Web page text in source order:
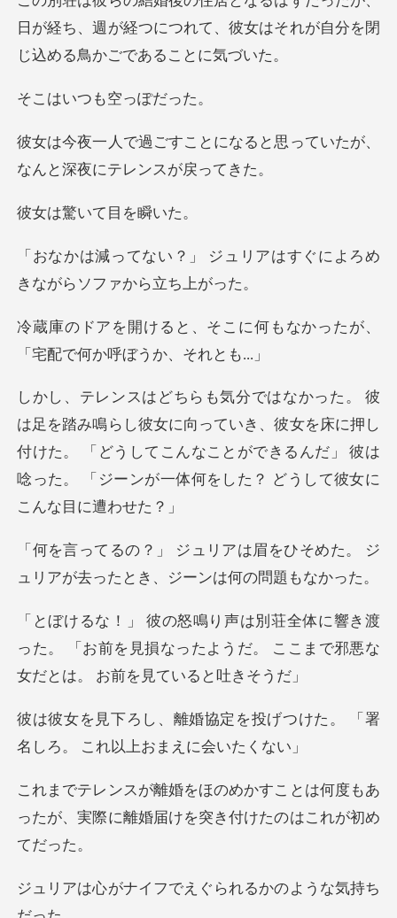
日が経ち、週が経つにつれて、彼女はそれ
つも空っ
になると思っていたが、
なん
いて目を
ジュリアはすぐによろめ
きな
に何もなかったが、
「宅配で何
っていき、彼女を床に押し
付けた。 「どうしてこんなことができるんだ」 彼
眉をひそめた。 ジ
ュリアが去った
渡
った。 「お前を見損なったようだ。 ここまで
を投げつけた。 「署
名しろ。
ことは何度もあ
ったが、実際に離婚届
フでえぐられるかの